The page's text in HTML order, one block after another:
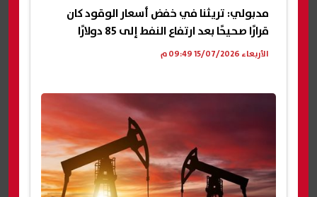
مدبولي: تريثنا في خفض أسعار الوقود كان
قرارًا صحيحًا بعد ارتفاع النفط إلى 85 دولارًا
الأربعاء 15/07/2026 09:49 م